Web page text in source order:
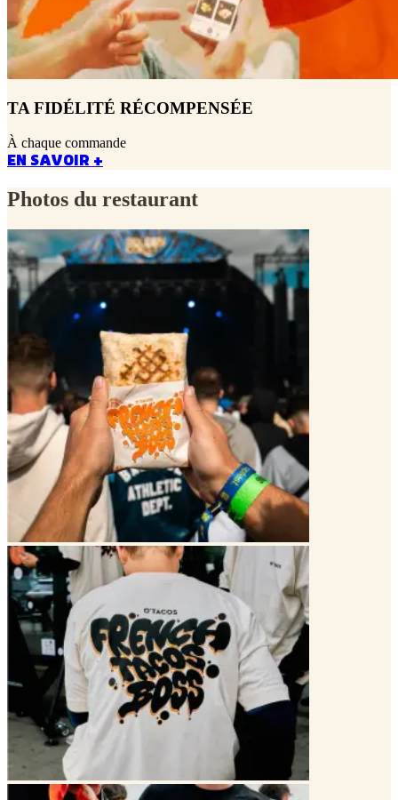
TA FIDÉLITÉ RÉCOMPENSÉE
À chaque commande
EN SAVOIR +
Photos du restaurant